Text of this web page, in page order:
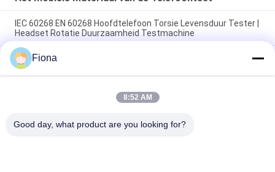
IEC 60268 EN 60268 Hoofdtelefoon Torsie Levensduur Tester |
Headset Rotatie Duurzaamheid Testmachine
USB-IF EIA-364-13 IEC 60512 Mobiele telefoon USB-oplader
Service Life Connector Socket Plug Insertion Force Tester
IEC 60068 IEC 60268 ASTM F2101 Hoofdtelefoon Expansion
Life Tester Hoofdtelefoon Headband Stretch Fatigue Testing
Fiona
8:52 AM
Good day, what product are you looking for?